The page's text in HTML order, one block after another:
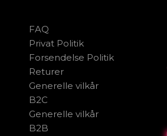
FAQ
Privat Politik
Forsendelse Politik
Returer
Generelle vilkår
B2C
Generelle vilkår
B2B